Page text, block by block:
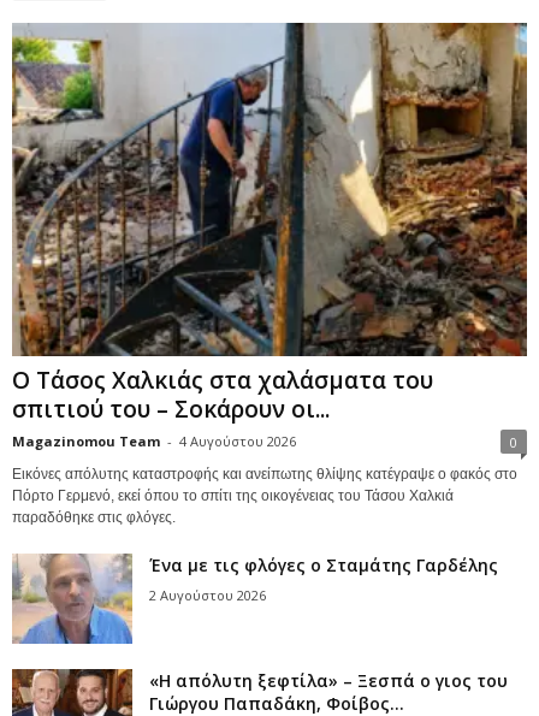
Ο Τάσος Χαλκιάς στα χαλάσματα του
σπιτιού του – Σοκάρουν οι...
Magazinomou Team - 4 Αυγούστου 2026 0
Εικόνες απόλυτης καταστροφής και ανείπωτης θλίψης κατέγραψε ο φακός στο
Πόρτο Γερμενό, εκεί όπου το σπίτι της οικογένειας του Τάσου Χαλκιά
παραδόθηκε στις φλόγες.
Ένα με τις φλόγες ο Σταμάτης Γαρδέλης
2 Αυγούστου 2026
«Η απόλυτη ξεφτίλα» – Ξεσπά ο γιος του
Γιώργου Παπαδάκη, Φοίβος...